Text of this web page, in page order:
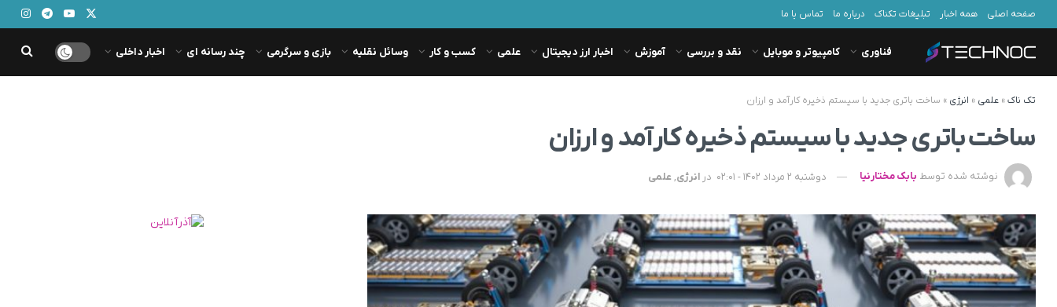
صفحه اصلی همه اخبار تبلیغات تکناک درباره ما تماس با ما
فناوری کامپیوتر و موبایل نقد و بررسی آموزش اخبار ارز دیجیتال علمی کسب و کار وسائل نقلیه بازی و سرگرمی چند رسانه ای اخبار داخلی
تک ناک» علمی » انرژی » ساخت باتری جدید با سیستم ذخیره کارآمد و ارزان
ساخت باتری جدید با سیستم ذخیره کارآمد و ارزان
نوشته شده توسط بابک مختارنیا دوشنبه 2 مرداد 1402 - 02:01 در انرژی, علمی